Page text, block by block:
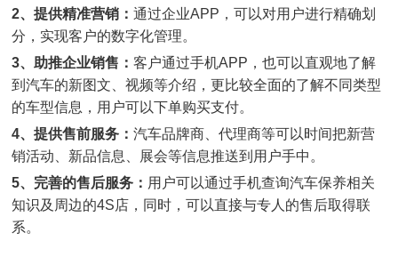
2、提供精准营销： 通过企业APP，可以对用户进行精确划
分，实现客户的数字化管理。
3、助推企业销售： 客户通过手机APP，也可以直观地了解
到汽车的新图文、视频等介绍，更比较全面的了解不同类型
的车型信息，用户可以下单购买支付。
4、提供售前服务： 汽车品牌商、代理商等可以时间把新营
销活动、新品信息、展会等信息推送到用户手中。
5、完善的售后服务： 用户可以通过手机查询汽车保养相关
知识及周边的4S店，同时，可以直接与专人的售后取得联
系。